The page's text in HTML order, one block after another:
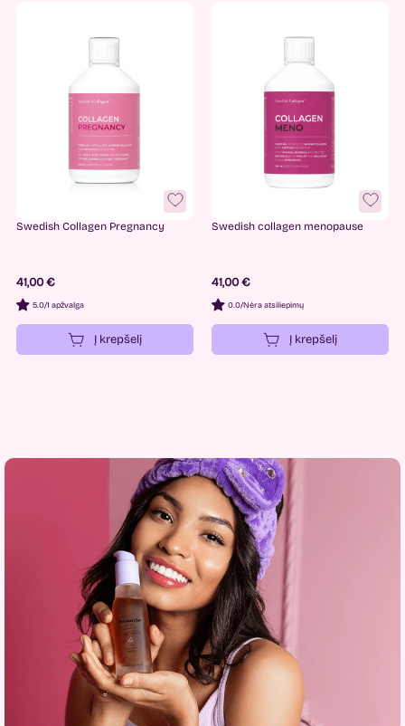
Swedish Collagen Pregnancy
41,00 €
5.0/1 apžvalga
Į krepšelį
Swedish collagen menopause
41,00 €
0.0/Nėra atsiliepimų
Į krepšelį